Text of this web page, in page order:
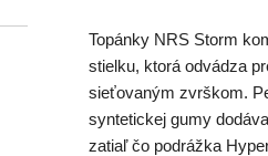
Topánky NRS Storm
stielku, ktorá odvádza
sieťovaným zvrškom.
syntetickej gumy
zatiaľ čo podrážka